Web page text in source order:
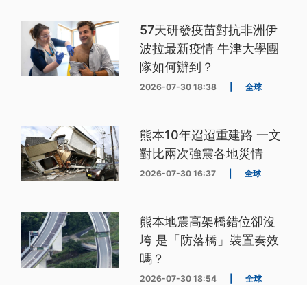
57天研發疫苗對抗非洲伊
波拉最新疫情 牛津大學團
隊如何辦到？
2026-07-30 18:38 全球
熊本10年迢迢重建路 一文
對比兩次強震各地災情
2026-07-30 16:37 全球
熊本地震高架橋錯位卻沒
垮 是「防落橋」裝置奏效
嗎？
2026-07-30 18:54 全球